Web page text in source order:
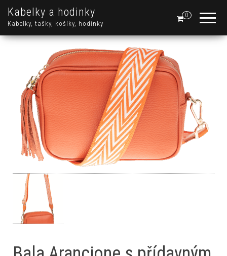
Kabelky a hodinky
Kabelky, tašky, košíky, hodinky
0